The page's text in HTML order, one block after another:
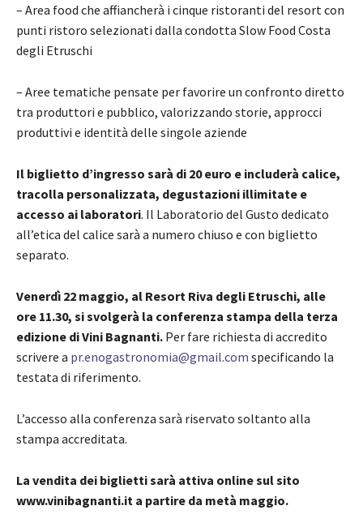
– Area food che affiancherà i cinque ristoranti del resort con
punti ristoro selezionati dalla condotta Slow Food Costa
degli Etruschi
– Aree tematiche pensate per favorire un confronto diretto
tra produttori e pubblico, valorizzando storie, approcci
produttivi e identità delle singole aziende
Il biglietto d’ingresso sarà di 20 euro e includerà calice,
tracolla personalizzata, degustazioni illimitate e
accesso ai laboratori. Il Laboratorio del Gusto dedicato
all’etica del calice sarà a numero chiuso e con biglietto
separato.
Venerdì 22 maggio, al Resort Riva degli Etruschi, alle
ore 11.30, si svolgerà la conferenza stampa della terza
edizione di Vini Bagnanti. Per fare richiesta di accredito
scrivere a pr.enogastronomia@gmail.com specificando la
testata di riferimento.
L’accesso alla conferenza sarà riservato soltanto alla
stampa accreditata.
La vendita dei biglietti sarà attiva online sul sito
www.vinibagnanti.it a partire da metà maggio.